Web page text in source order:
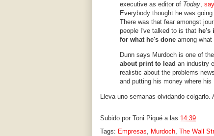
executive as editor of Today,
Everybody thought he was
There was that fear amongst
people I've talked to is that he's
for what he's done among
Dunn says Murdoch is one of
about print to lead an industry
realistic about the problems
and putting his money where his
Lleva uno semanas olvidando
Subido por Toni Piqué a las 14:39
Tags: Empresas, Murdoch, The Wall